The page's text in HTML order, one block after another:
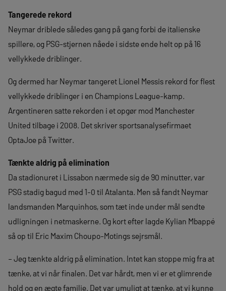
Tangerede rekord
Neymar driblede således gang på gang forbi de italienske
spillere, og PSG-stjernen nåede i sidste ende helt op på 16
vellykkede driblinger.
Og dermed har Neymar tangeret Lionel Messis rekord for flest
vellykkede driblinger i en Champions League-kamp.
Argentineren satte rekorden i et opgør mod Manchester
United tilbage i 2008. Det skriver sportsanalysefirmaet
OptaJoe på Twitter.
Tænkte aldrig på elimination
Da stadionuret i Lissabon nærmede sig de 90 minutter, var
PSG stadig bagud med 1-0 til Atalanta. Men så fandt Neymar
landsmanden Marquinhos, som tæt inde under mål sendte
udligningen i netmaskerne. Og kort efter lagde Kylian Mbappé
så op til Eric Maxim Choupo-Motings sejrsmål.
– Jeg tænkte aldrig på elimination. Intet kan stoppe mig fra at
tænke, at vi når finalen. Det var hårdt, men vi er et glimrende
hold og en ægte familie. Det var umuligt at tænke, at vi kunne